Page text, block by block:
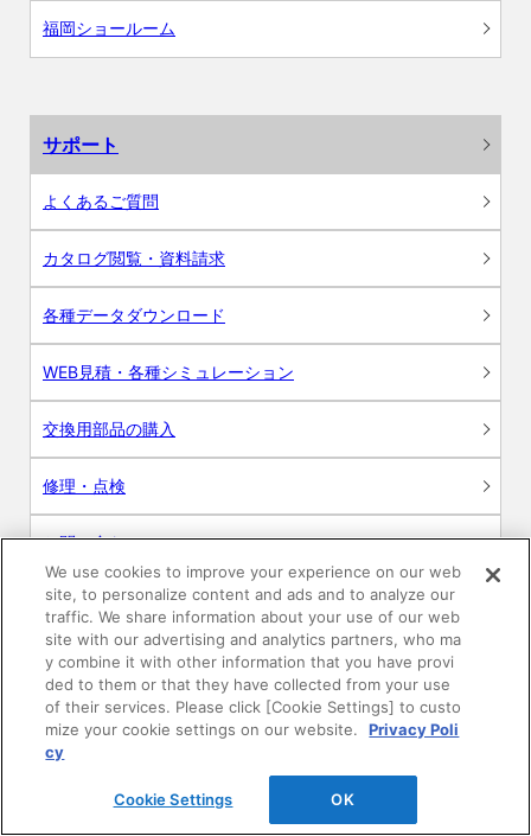
福岡ショールーム
サポート
よくあるご質問
カタログ閲覧・資料請求
各種データダウンロード
WEB見積・各種シミュレーション
交換用部品の購入
修理・点検
お問い合わせ
ログイン
建築・設計関係者様向けサイト
ユーザー登録サービス
WEB見積システム
We use cookies to improve your experience on our web
site, to personalize content and ads and to analyze our
traffic. We share information about your use of our web
site with our advertising and analytics partners, who ma
y combine it with other information that you have provi
ded to them or that they have collected from your use
of their services. Please click [Cookie Settings] to custo
mize your cookie settings on our website.
Privacy Poli
cy
Cookie Settings OK